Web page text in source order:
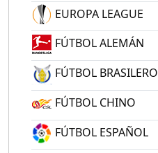
EUROPA LEAGUE
FÚTBOL ALEMÁN
FÚTBOL BRASILERO
FÚTBOL CHINO
FÚTBOL ESPAÑOL